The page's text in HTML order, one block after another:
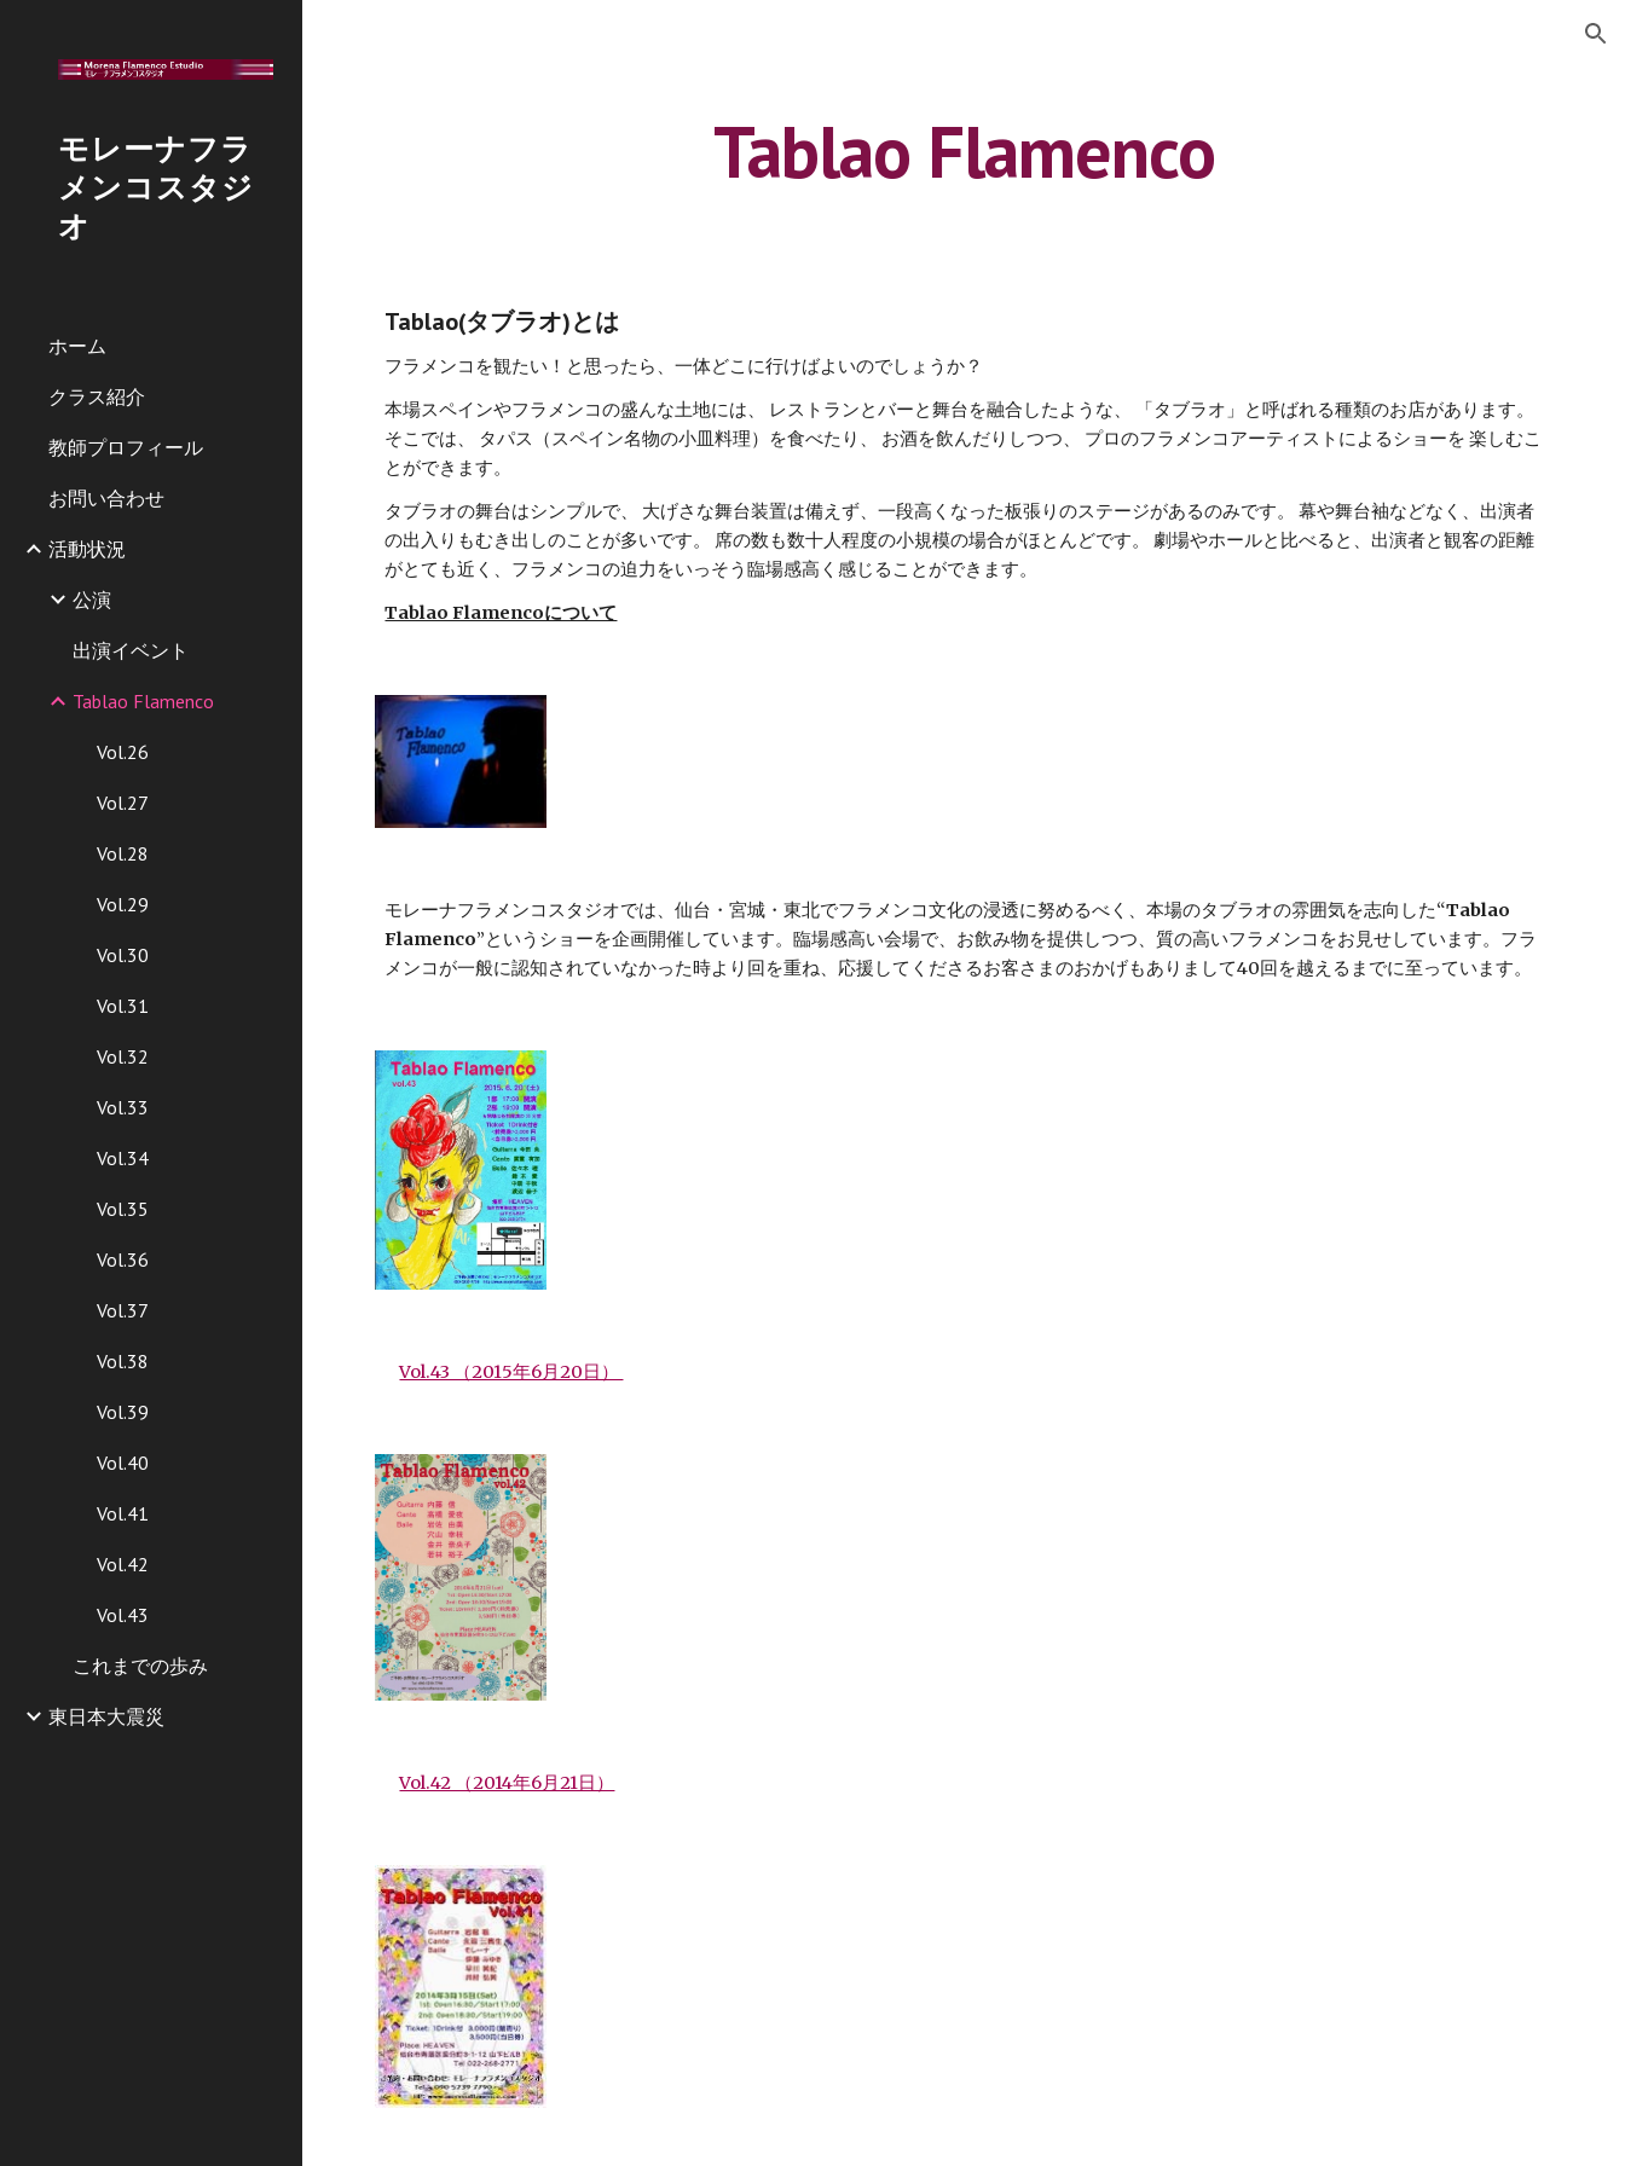
モレーナフラ
メンコスタジ
オ
ホーム
クラス紹介
教師プロフィール
お問い合わせ
活動状況
公演
出演イベント
Tablao Flamenco
Vol.26
Vol.27
Vol.28
Vol.29
Vol.30
Vol.31
Vol.32
Vol.33
Vol.34
Vol.35
Vol.36
Vol.37
Vol.38
Vol.39
Vol.40
Vol.41
Vol.42
Vol.43
これまでの歩み
東日本大震災
Tablao Flamenco
Tablao(タブラオ)とは
フラメンコを観たい！と思ったら、一体どこに行けばよいのでしょうか？
本場スペインやフラメンコの盛んな土地には、 レストランとバーと舞台を融合したような、 「タブラオ」と呼ばれる種類のお店があります。
そこでは、 タパス（スペイン名物の小皿料理）を食べたり、 お酒を飲んだりしつつ、 プロのフラメンコアーティストによるショーを 楽しむこ
とができます。
タブラオの舞台はシンプルで、 大げさな舞台装置は備えず、一段高くなった板張りのステージがあるのみです。 幕や舞台袖などなく、出演者
の出入りもむき出しのことが多いです。 席の数も数十人程度の小規模の場合がほとんどです。 劇場やホールと比べると、出演者と観客の距離
がとても近く、フラメンコの迫力をいっそう臨場感高く感じることができます。
Tablao Flamencoについて
モレーナフラメンコスタジオでは、仙台・宮城・東北でフラメンコ文化の浸透に努めるべく、本場のタブラオの雰囲気を志向した“Tablao
Flamenco”というショーを企画開催しています。臨場感高い会場で、お飲み物を提供しつつ、質の高いフラメンコをお見せしています。フラ
メンコが一般に認知されていなかった時より回を重ね、応援してくださるお客さまのおかげもありまして40回を越えるまでに至っています。
Vol.43 （2015年6月20日）
Vol.42 （2014年6月21日）